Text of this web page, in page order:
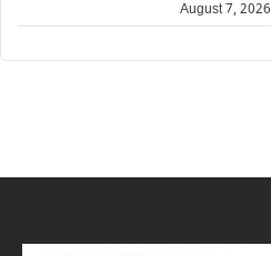
August 7, 2026